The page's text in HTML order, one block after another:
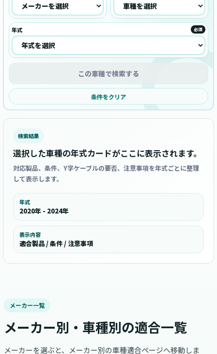
年式 必須
この車種で検索する
条件をクリア
検索結果
選択した車種の年式カードがここに表示されます。
対応製品、条件、Y字ケーブルの要否、注意事項を年式ごとに整理
して表示します。
年式
2020年 - 2024年
表示内容
適合製品 / 条件 / 注意事項
メーカー一覧
メーカー別・車種別の適合一覧
メーカーを選ぶと、メーカー別の車種適合ページへ移動しま